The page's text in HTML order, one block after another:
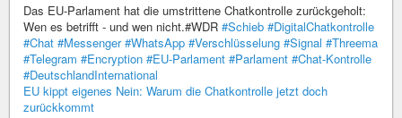
Das EU-Parlament hat die umstrittene Chatkontrolle zurückgeholt:
Wen es betrifft - und wen nicht.#WDR #Schieb #DigitalChatkontrolle
#Chat #Messenger #WhatsApp #Verschlüsselung #Signal #Threema
#Telegram #Encryption #EU-Parlament #Parlament #Chat-Kontrolle
#DeutschlandInternational
EU kippt eigenes Nein: Warum die Chatkontrolle jetzt doch
zurückkommt